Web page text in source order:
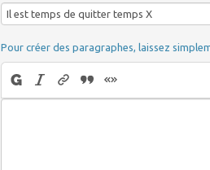
Pour créer des paragraphes, laissez